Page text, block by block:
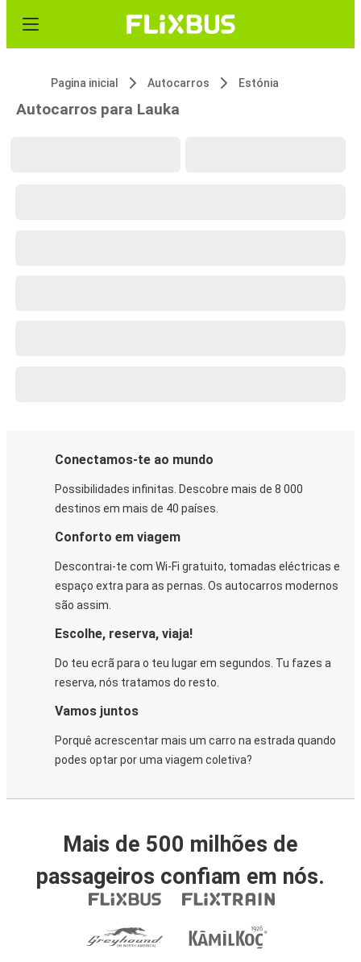
Pagina inicial Autocarros Estónia
Autocarros para Lauka
Conectamos-te ao mundo
Possibilidades infinitas. Descobre mais de 8 000
destinos em mais de 40 países.
Conforto em viagem
Descontrai-te com Wi-Fi gratuito, tomadas eléctricas e
espaço extra para as pernas. Os autocarros modernos
são assim.
Escolhe, reserva, viaja!
Do teu ecrã para o teu lugar em segundos. Tu fazes a
reserva, nós tratamos do resto.
Vamos juntos
Porquê acrescentar mais um carro na estrada quando
podes optar por uma viagem coletiva?
Mais de 500 milhões de
passageiros confiam em nós.